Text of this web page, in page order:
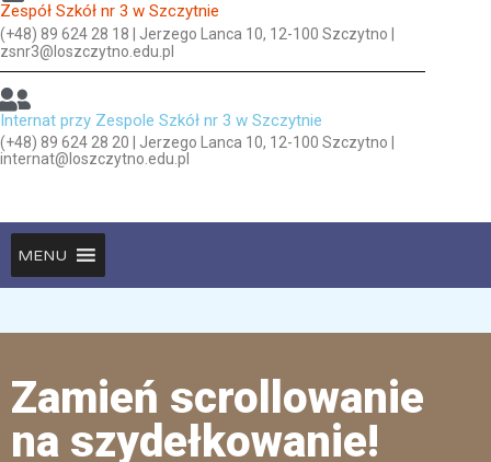
Zespół Szkół nr 3 w Szczytnie
(+48) 89 624 28 18 | Jerzego Lanca 10, 12-100 Szczytno |
zsnr3@loszczytno.edu.pl
Internat przy Zespole Szkół nr 3 w Szczytnie
(+48) 89 624 28 20 | Jerzego Lanca 10, 12-100 Szczytno |
internat@loszczytno.edu.pl
MENU
Zamień scrollowanie
na szydełkowanie!